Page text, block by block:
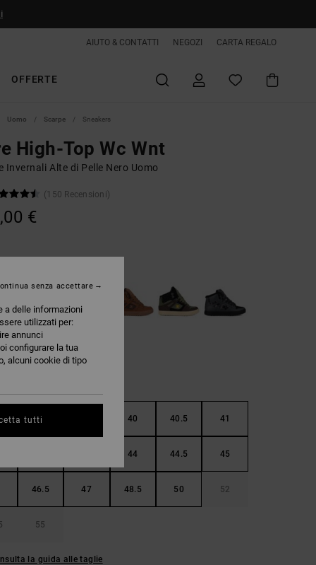
AIUTO & CONTATTI NEGOZI CARTA REGALO
OFFERTE
Uomo Scarpe Sneakers
High-Top Wc Wnt
Invernali Alte di Pelle Nero Uomo
(150 Recensioni)
€
38.5 40 40.5 41
44 44.5 45
46.5 47 48.5 50 52
55
la guida alle taglie
a delle informazioni
utilizzati per:
annunci
configurare la tua
alcuni cookie di tipo
senza accettare
tutti